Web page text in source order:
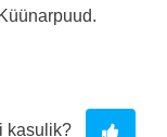
kasulik?